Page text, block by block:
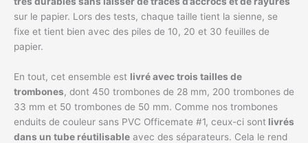
sur le papier. Lors des tests, chaque taille tient la sienne, se
fixe et tient bien avec des piles de 10, 20 et 30 feuilles de
papier.
En tout, cet ensemble est livré avec trois tailles de
trombones, dont 450 trombones de 28 mm, 200 trombones de
33 mm et 50 trombones de 50 mm. Comme nos trombones
enduits de couleur sans PVC Officemate #1, ceux-ci sont livrés
dans un tube réutilisable avec des séparateurs. Cela le rend